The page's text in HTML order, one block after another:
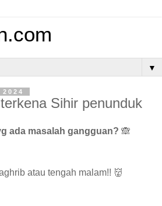
▼
Sihir penunduk
ada masalah gangguan? 🙈
atau tengah malam!! 👹